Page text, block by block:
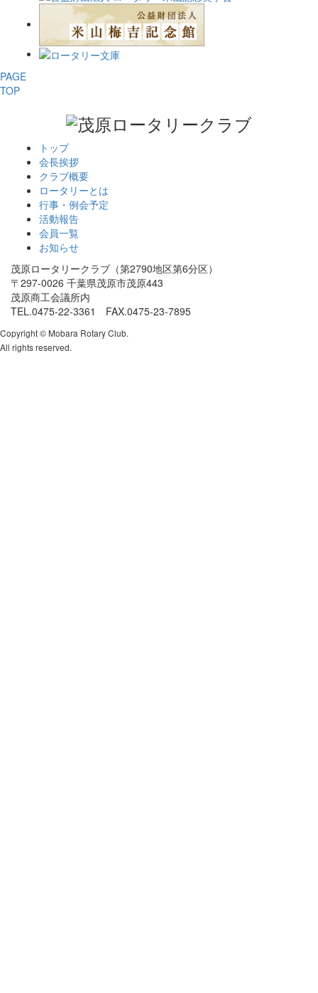
PAGE
TOP
トップ
会長挨拶
クラブ概要
ロータリーとは
行事・例会予定
活動報告
会員一覧
お知らせ
茂原ロータリークラブ（第2790地区第6分区）
〒297-0026 千葉県茂原市茂原443
茂原商工会議所内
TEL.0475-22-3361 FAX.0475-23-7895
Copyright © Mobara Rotary Club.
All rights reserved.